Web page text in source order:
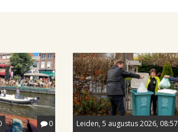
0 Leiden, 5 augustus 2026, 08:57